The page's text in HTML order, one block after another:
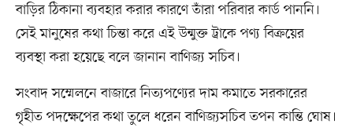
বাড়ির ঠিকানা ব্যবহার করার কারণে তাঁরা পরিবার কার্ড পাননি।
সেই মানুষের কথা চিন্তা করে এই উন্মুক্ত ট্রাকে পণ্য বিক্রয়ের
ব্যবস্থা করা হয়েছে বলে জানান বাণিজ্য সচিব।
সংবাদ সম্মেলনে বাজারে নিত্যপণ্যের দাম কমাতে সরকারের
গৃহীত পদক্ষেপের কথা তুলে ধরেন বাণিজ্যসচিব তপন কান্তি ঘোষ।